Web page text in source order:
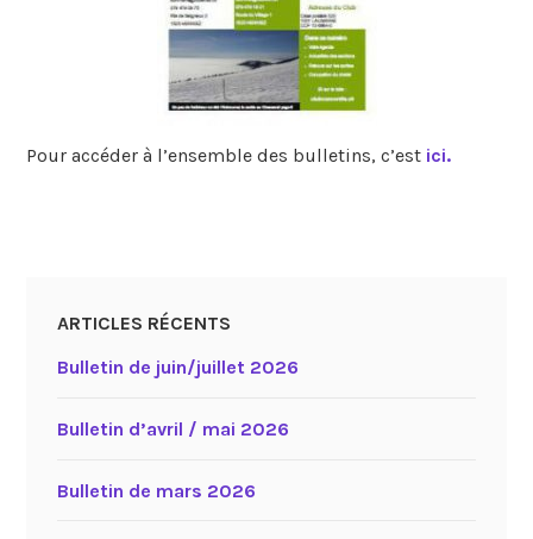
Pour accéder à l’ensemble des bulletins, c’est ici.
ARTICLES RÉCENTS
Bulletin de juin/juillet 2026
Bulletin d’avril / mai 2026
Bulletin de mars 2026